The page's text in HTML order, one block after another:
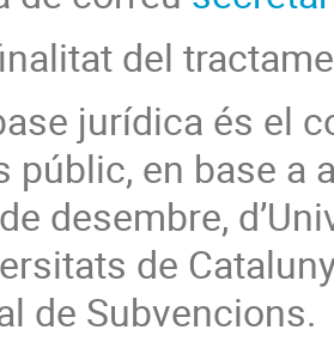
del
jurídica és el
públic, en base a
desembre,
de
de Subvencions.